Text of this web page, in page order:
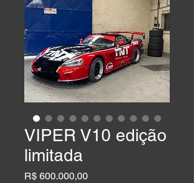
VIPER V10 edição
limitada
R$ 600.000,00Preço